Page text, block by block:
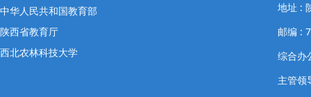
中华人民共和国教育部
陕西省教育厅
西北农林科技大学
地址 :
邮编 :
综合办
主管